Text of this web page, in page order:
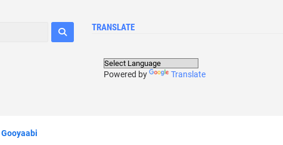
TRANSLATE
Powered by Translate
Gooyaabi